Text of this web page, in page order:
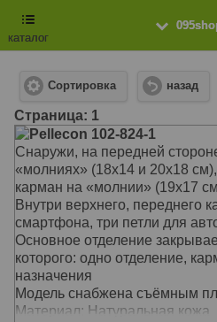
каталог
Сортировка назад
Cтраница: 1
Pellecon 102-824-1
Снаружи, на передней
«молниях» (18х14 и 20х18
карман на «молнии» (19х17
Внутри верхнего, переднего
смартфона, три петли для
Основное отделение
которого: одно отделение,
назначения
Модель снабжена съёмным
Материал: Натуральная кожа